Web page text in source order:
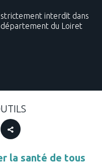
strictement interdit dans
département du Loiret
la santé de tous